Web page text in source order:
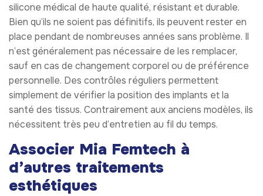
silicone médical de haute qualité, résistant et durable.
Bien qu’ils ne soient pas définitifs, ils peuvent rester en
place pendant de nombreuses années sans problème. Il
n’est généralement pas nécessaire de les remplacer,
sauf en cas de changement corporel ou de préférence
personnelle. Des contrôles réguliers permettent
simplement de vérifier la position des implants et la
santé des tissus. Contrairement aux anciens modèles, ils
nécessitent très peu d’entretien au fil du temps.
Associer Mia Femtech à
d’autres traitements
esthétiques